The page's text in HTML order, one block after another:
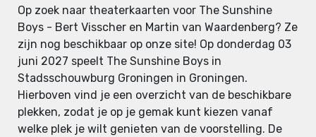
Op zoek naar theaterkaarten voor The Sunshine
Boys - Bert Visscher en Martin van Waardenberg? Ze
zijn nog beschikbaar op onze site! Op donderdag 03
juni 2027 speelt The Sunshine Boys in
Stadsschouwburg Groningen in Groningen.
Hierboven vind je een overzicht van de beschikbare
plekken, zodat je op je gemak kunt kiezen vanaf
welke plek je wilt genieten van de voorstelling. De